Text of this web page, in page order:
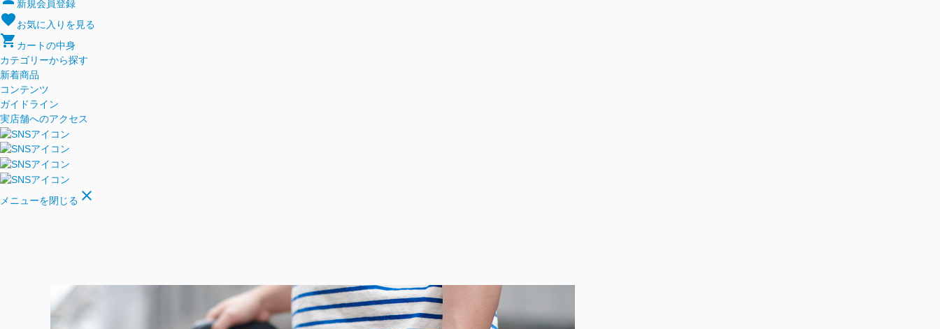
新規会員登録
favoriteお気に入りを見る
shopping_cart カートの中身
カテゴリーから探す
新着商品
コンテンツ
ガイドライン
実店舗へのアクセス
メニューを閉じる close